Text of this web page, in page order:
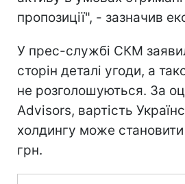
пропозиції", - зазначив
У прес-службі СКМ
сторін деталі угоди, а
не розголошуються. За
Advisors, вартість
холдингу може
грн.